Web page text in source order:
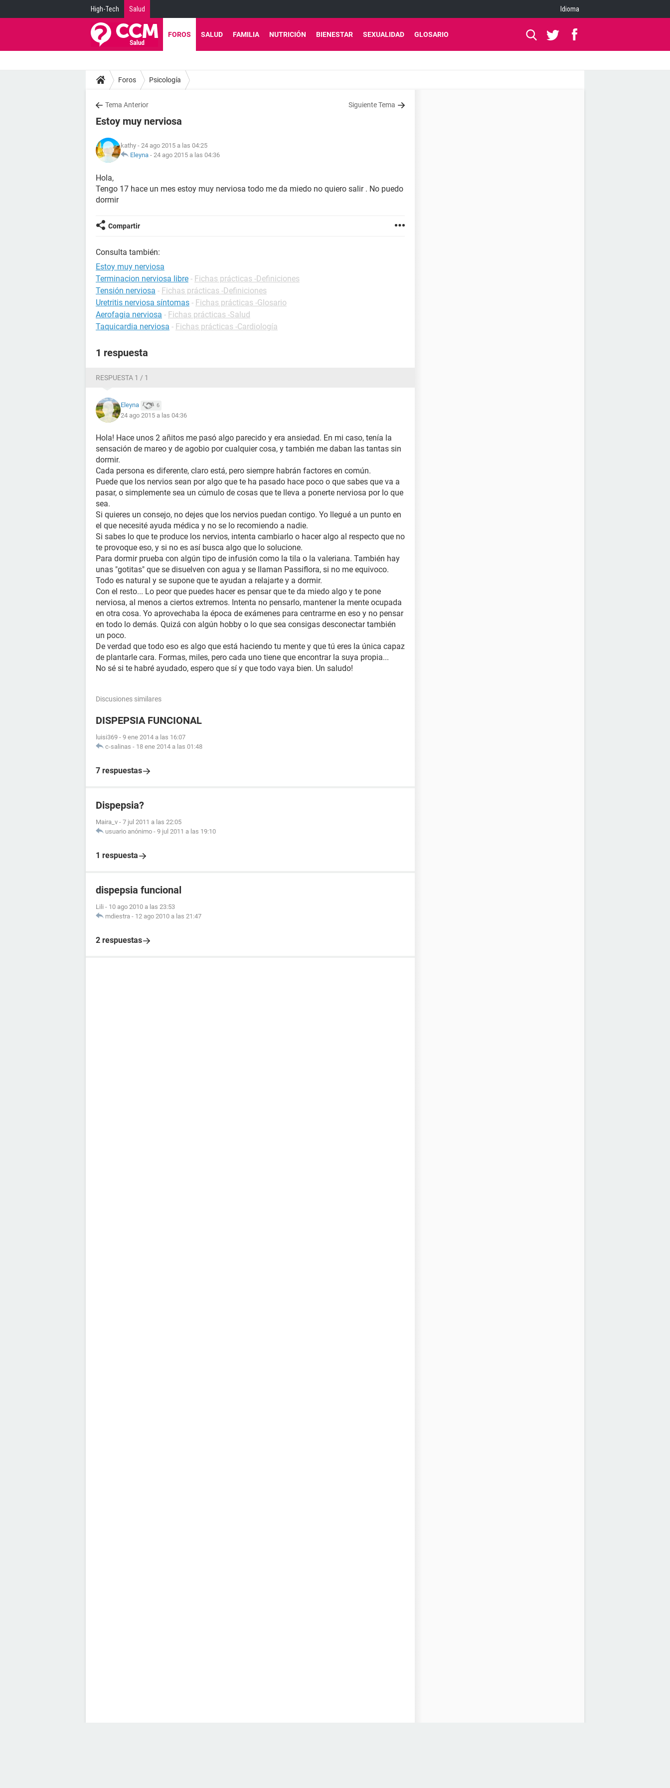
High-Tech Salud Idioma
FOROS SALUD FAMILIA NUTRICIÓN BIENESTAR SEXUALIDAD GLOSARIO
Foros Psicología
Tema Anterior Siguiente Tema
Estoy muy nerviosa
kathy - 24 ago 2015 a las 04:25
Eleyna - 24 ago 2015 a las 04:36
Hola,
Tengo 17 hace un mes estoy muy nerviosa todo me da miedo no quiero salir . No puedo
dormir
Compartir
Consulta también:
Estoy muy nerviosa
Terminacion nerviosa libre - Fichas prácticas -Definiciones
Tensión nerviosa - Fichas prácticas -Definiciones
Uretritis nerviosa síntomas - Fichas prácticas -Glosario
Aerofagia nerviosa - Fichas prácticas -Salud
Taquicardia nerviosa - Fichas prácticas -Cardiología
1 respuesta
RESPUESTA 1 / 1
Eleyna 6
24 ago 2015 a las 04:36
Hola! Hace unos 2 añitos me pasó algo parecido y era ansiedad. En mi caso, tenía la
sensación de mareo y de agobio por cualquier cosa, y también me daban las tantas sin
dormir.
Cada persona es diferente, claro está, pero siempre habrán factores en común.
Puede que los nervios sean por algo que te ha pasado hace poco o que sabes que va a
pasar, o simplemente sea un cúmulo de cosas que te lleva a ponerte nerviosa por lo que
sea.
Si quieres un consejo, no dejes que los nervios puedan contigo. Yo llegué a un punto en
el que necesité ayuda médica y no se lo recomiendo a nadie.
Si sabes lo que te produce los nervios, intenta cambiarlo o hacer algo al respecto que no
te provoque eso, y si no es así busca algo que lo solucione.
Para dormir prueba con algún tipo de infusión como la tila o la valeriana. También hay
unas "gotitas" que se disuelven con agua y se llaman Passiflora, si no me equivoco.
Todo es natural y se supone que te ayudan a relajarte y a dormir.
Con el resto... Lo peor que puedes hacer es pensar que te da miedo algo y te pone
nerviosa, al menos a ciertos extremos. Intenta no pensarlo, mantener la mente ocupada
en otra cosa. Yo aprovechaba la época de exámenes para centrarme en eso y no pensar
en todo lo demás. Quizá con algún hobby o lo que sea consigas desconectar también
un poco.
De verdad que todo eso es algo que está haciendo tu mente y que tú eres la única capaz
de plantarle cara. Formas, miles, pero cada uno tiene que encontrar la suya propia...
No sé si te habré ayudado, espero que sí y que todo vaya bien. Un saludo!
Discusiones similares
DISPEPSIA FUNCIONAL
luisi369 - 9 ene 2014 a las 16:07
c-salinas - 18 ene 2014 a las 01:48
7 respuestas
Dispepsia?
Maira_v - 7 jul 2011 a las 22:05
usuario anónimo - 9 jul 2011 a las 19:10
1 respuesta
dispepsia funcional
Lili - 10 ago 2010 a las 23:53
mdiestra - 12 ago 2010 a las 21:47
2 respuestas